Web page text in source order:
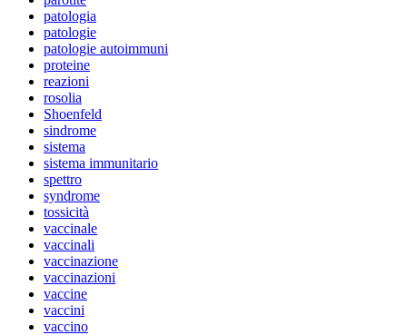
patologia
patologie
patologie autoimmuni
proteine
reazioni
rosolia
Shoenfeld
sindrome
sistema
sistema immunitario
spettro
syndrome
tossicità
vaccinale
vaccinali
vaccinazione
vaccinazioni
vaccine
vaccini
vaccino